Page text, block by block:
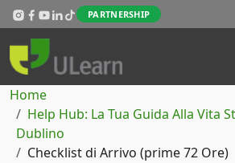
Salta al contenuto principale
PARTNERSHIP
Briciole di pane
Home
Help Hub: La Tua Guida Alla Vita
Dublino
Checklist di Arrivo (prime 72 Ore)